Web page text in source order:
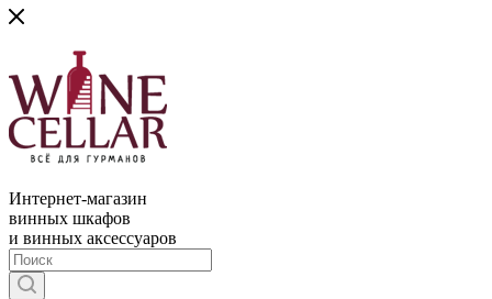
Интернет-магазин
винных шкафов
и винных аксессуаров